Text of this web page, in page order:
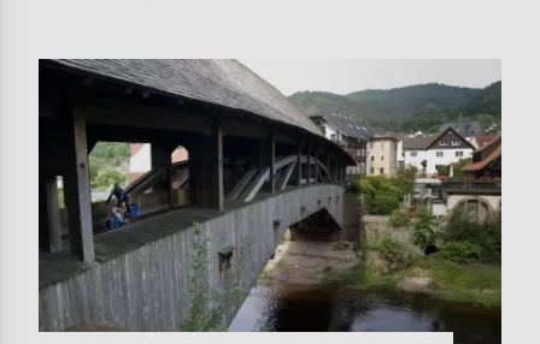
Image